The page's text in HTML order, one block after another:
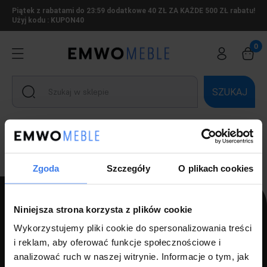
Zgoda Szczegóły O plikach cookies
Niniejsza strona korzysta z plików cookie
Wykorzystujemy pliki cookie do spersonalizowania treści
i reklam, aby oferować funkcje społecznościowe i
analizować ruch w naszej witrynie. Informacje o tym, jak
Piątek z rabatami do 23:59 dodatkowe 40 ZŁ ZA KAŻDE 500 ZŁ rabatu!
Użyj kodu : KUPON40
SZUKAJ
Ten produkt jest niedostępny.
PPH LUZ s.c Szlagor Marek Szlagor Wojciech
ul. Kołłątaja 8,